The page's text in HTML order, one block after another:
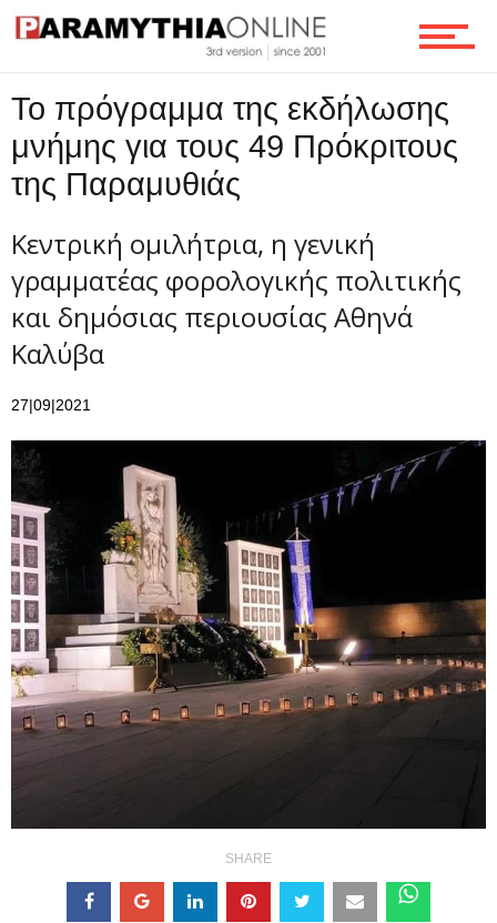
Το πρόγραμμα της εκδήλωσης
μνήμης για τους 49 Πρόκριτους
της Παραμυθιάς
Κεντρική ομιλήτρια, η γενική
γραμματέας φορολογικής πολιτικής
και δημόσιας περιουσίας Αθηνά
Kαλύβα
27|09|2021
SHARE